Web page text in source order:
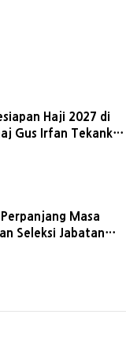
Haji 2027 di
Gus Irfan Tekankan
Masa
Seleksi Jabatan